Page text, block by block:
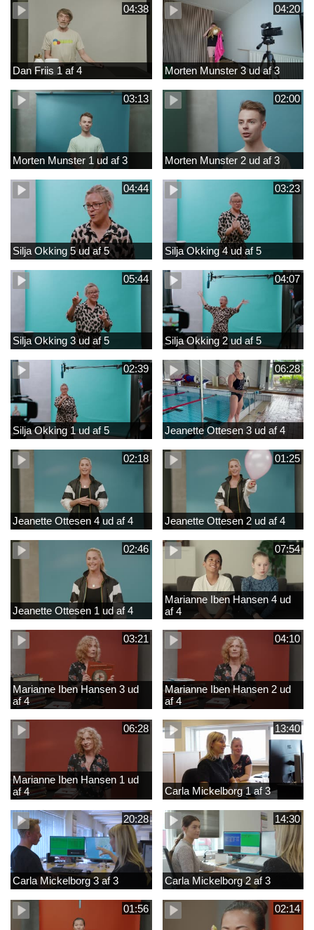
04:38
Dan Friis 1 af 4
04:20
Morten Munster 3 ud af 3
03:13
Morten Munster 1 ud af 3
02:00
Morten Munster 2 ud af 3
04:44
Silja Okking 5 ud af 5
03:23
Silja Okking 4 ud af 5
05:44
Silja Okking 3 ud af 5
04:07
Silja Okking 2 ud af 5
02:39
Silja Okking 1 ud af 5
06:28
Jeanette Ottesen 3 ud af 4
02:18
Jeanette Ottesen 4 ud af 4
01:25
Jeanette Ottesen 2 ud af 4
02:46
Jeanette Ottesen 1 ud af 4
07:54
Marianne Iben Hansen 4 ud
af 4
03:21
Marianne Iben Hansen 3 ud
af 4
04:10
Marianne Iben Hansen 2 ud
af 4
06:28
Marianne Iben Hansen 1 ud
af 4
13:40
Carla Mickelborg 1 af 3
20:28
Carla Mickelborg 3 af 3
14:30
Carla Mickelborg 2 af 3
01:56 02:14